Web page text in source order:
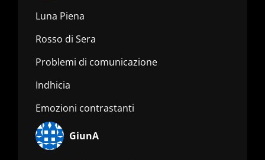
Luna Piena
Rosso di Sera
Problemi di comunicazione
Indhicia
Emozioni contrastanti
GiunA